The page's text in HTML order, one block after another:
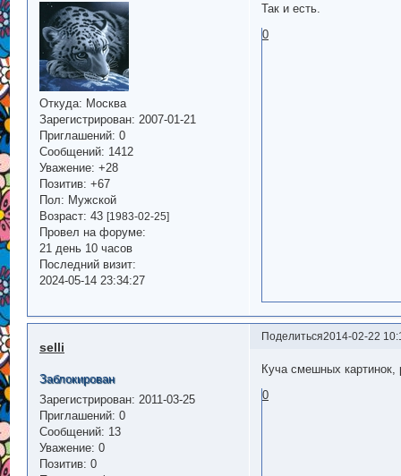
Откуда: Москва
Зарегистрирован: 2007-01-21
Приглашений: 0
Сообщений: 1412
Уважение: +28
Позитив: +67
Пол: Мужской
Возраст: 43 [1983-02-25]
Провел на форуме:
21 день 10 часов
Последний визит:
2024-05-14 23:34:27
Так и есть.
0
Поделиться2014-02-22
selli
Заблокирован
Зарегистрирован: 2011-03-25
Приглашений: 0
Сообщений: 13
Уважение: 0
Позитив: 0
Куча смешных
0